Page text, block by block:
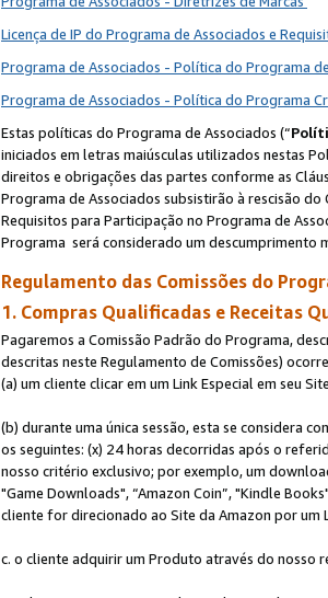
Licença de IP do Programa de Associados e
Programa de Associados - Política do Programa
Programa de Associados - Política do Programa
Estas políticas do Programa de Associados (“
iniciados em letras maiúsculas utilizados nestas
direitos e obrigações das partes conforme as
Programa de Associados subsistirão à rescisão
Requisitos para Participação no Programa de
Programa será considerado um descumprimento
Regulamento das Comissões do
1. Compras Qualificadas e Receitas
Pagaremos a Comissão Padrão do Programa,
descritas neste Regulamento de Comissões)
(a) um cliente clicar em um Link Especial em seu
(b) durante uma única sessão, esta se considera
os seguintes: (x) 24 horas decorridas após o
nosso critério exclusivo; por exemplo, um
"Game Downloads", “Amazon Coin”, "Kindle
cliente for direcionado ao Site da Amazon por um
c. o cliente adquirir um Produto através do nosso